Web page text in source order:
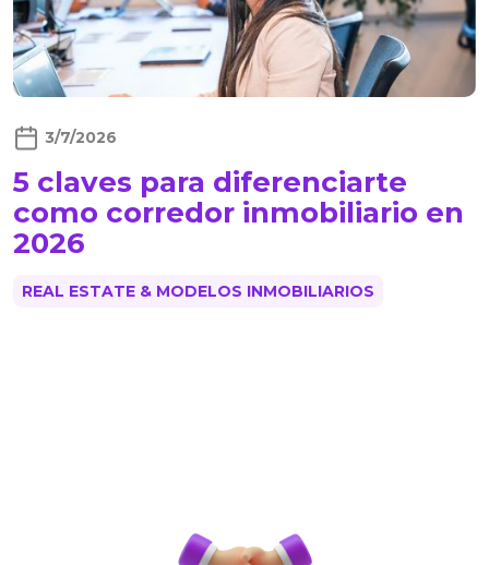
3/7/2026
5 claves para diferenciarte
como corredor inmobiliario en
2026
REAL ESTATE & MODELOS INMOBILIARIOS